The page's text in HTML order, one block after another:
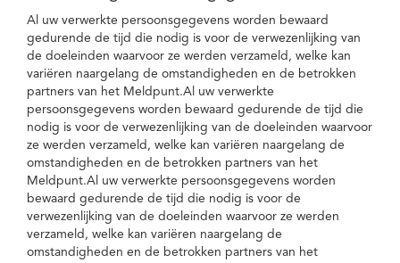
Al uw verwerkte persoonsgegevens worden bewaard
gedurende de tijd die nodig is voor de verwezenlijking van
de doeleinden waarvoor ze werden verzameld, welke kan
variëren naargelang de omstandigheden en de betrokken
partners van het Meldpunt.Al uw verwerkte
persoonsgegevens worden bewaard gedurende de tijd die
nodig is voor de verwezenlijking van de doeleinden waarvoor
ze werden verzameld, welke kan variëren naargelang de
omstandigheden en de betrokken partners van het
Meldpunt.Al uw verwerkte persoonsgegevens worden
bewaard gedurende de tijd die nodig is voor de
verwezenlijking van de doeleinden waarvoor ze werden
verzameld, welke kan variëren naargelang de
omstandigheden en de betrokken partners van het